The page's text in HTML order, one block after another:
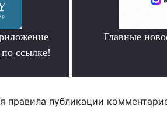
по ссылке!
Главные
публикации